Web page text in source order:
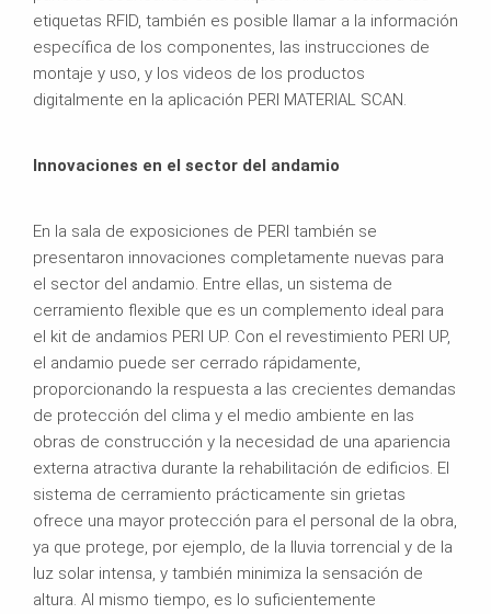
etiquetas RFID, también es posible llamar a la información
específica de los componentes, las instrucciones de
montaje y uso, y los videos de los productos
digitalmente en la aplicación PERI MATERIAL SCAN.
Innovaciones en el sector del andamio
En la sala de exposiciones de PERI también se
presentaron innovaciones completamente nuevas para
el sector del andamio. Entre ellas, un sistema de
cerramiento flexible que es un complemento ideal para
el kit de andamios PERI UP. Con el revestimiento PERI UP,
el andamio puede ser cerrado rápidamente,
proporcionando la respuesta a las crecientes demandas
de protección del clima y el medio ambiente en las
obras de construcción y la necesidad de una apariencia
externa atractiva durante la rehabilitación de edificios. El
sistema de cerramiento prácticamente sin grietas
ofrece una mayor protección para el personal de la obra,
ya que protege, por ejemplo, de la lluvia torrencial y de la
luz solar intensa, y también minimiza la sensación de
altura. Al mismo tiempo, es lo suficientemente